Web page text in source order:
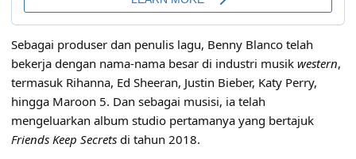
Sebagai produser dan penulis lagu, Benny Blanco telah
bekerja dengan nama-nama besar di industri musik western,
termasuk Rihanna, Ed Sheeran, Justin Bieber, Katy Perry,
hingga Maroon 5. Dan sebagai musisi, ia telah
mengeluarkan album studio pertamanya yang bertajuk
Friends Keep Secrets di tahun 2018.